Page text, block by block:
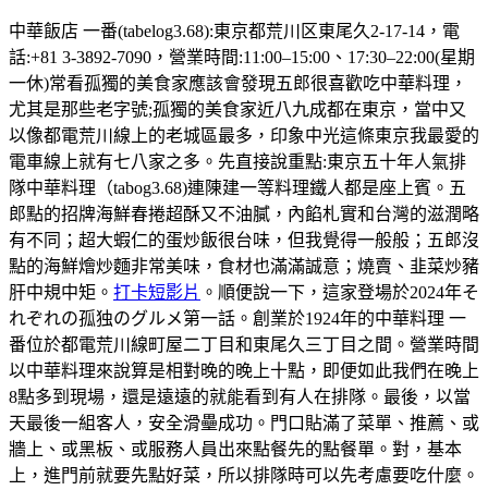
中華飯店 一番(tabelog3.68):東京都荒川区東尾久2-17-14，電
話:+81 3-3892-7090，營業時間:11:00–15:00、17:30–22:00(星期
一休)常看孤獨的美食家應該會發現五郎很喜歡吃中華料理，
尤其是那些老字號;孤獨的美食家近八九成都在東京，當中又
以像都電荒川線上的老城區最多，印象中光這條東京我最愛的
電車線上就有七八家之多。先直接說重點:東京五十年人氣排
隊中華料理（tabog3.68)連陳建一等料理鐵人都是座上賓。五
郎點的招牌海鮮春捲超酥又不油膩，內餡札實和台灣的滋潤略
有不同；超大蝦仁的蛋炒飯很台味，但我覺得一般般；五郎沒
點的海鮮燴炒麵非常美味，食材也滿滿誠意；燒賣、韭菜炒豬
肝中規中矩。 打卡短影片 。順便說一下，這家登場於2024年そ
れぞれの孤独のグルメ第一話。創業於1924年的中華料理 一
番位於都電荒川線町屋二丁目和東尾久三丁目之間。營業時間
以中華料理來說算是相對晚的晚上十點，即便如此我們在晚上
8點多到現場，還是遠遠的就能看到有人在排隊。最後，以當
天最後一組客人，安全滑壘成功。門口貼滿了菜單、推薦、或
牆上、或黑板、或服務人員出來點餐先的點餐單。對，基本
上，進門前就要先點好菜，所以排隊時可以先考慮要吃什麼。